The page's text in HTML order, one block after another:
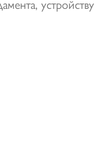
устройству